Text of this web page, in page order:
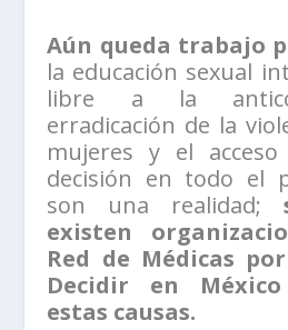
Aún queda trabajo
la educación sexual
libre a la
erradicación de la
mujeres y el
decisión en todo el
son una realidad;
existen
Red de Médicas
Decidir en
estas causas.